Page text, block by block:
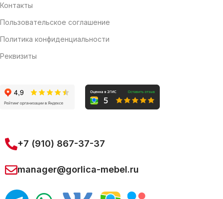
Контакты
Пользовательское соглашение
Политика конфиденциальности
Реквизиты
+7 (910) 867-37-37
manager@gorlica-mebel.ru